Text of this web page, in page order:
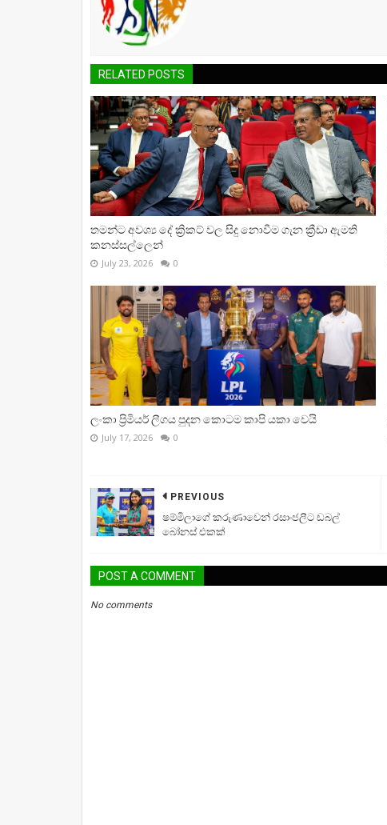
RELATED POSTS
තමන්ට අවශ්‍ය දේ ක්‍රිකට් වල සිදු නොවීම ගැන ක්‍රීඩා ඇමති
කනස්සල්ලෙන්
July 23, 2026 0
ලංකා ප්‍රිමියර් ලීගය පුදන කොටම කාපි යකා වෙයි
July 17, 2026 0
PREVIOUS
ෂම්මිලාගේ කරුණාවෙන් රසාංජලීට ඩබල්
බෝනස් එකක්
POST A COMMENT
No comments